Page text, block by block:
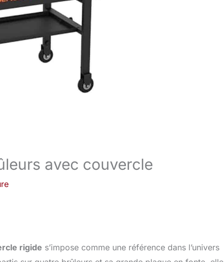
avec couvercle
rigide s’impose comme une référence dans l’univers